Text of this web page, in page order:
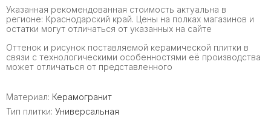
Указанная рекомендованная стоимость актуальна в
регионе: Краснодарский край. Цены на полках магазинов и
остатки могут отличаться от указанных на сайте
Оттенок и рисунок поставляемой керамической плитки в
связи с технологическими особенностями её производства
может отличаться от представленного
Материал: Керамогранит
Тип плитки: Универсальная